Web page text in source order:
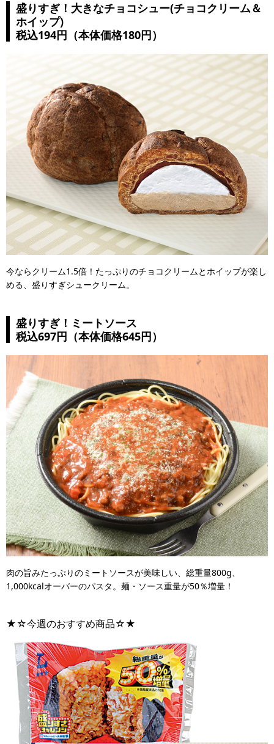
盛りすぎ！大きなチョコシュー(チョコクリーム＆
ホイップ)
税込194円（本体価格180円）
今ならクリーム1.5倍！たっぷりのチョコクリームとホイップが楽し
める、盛りすぎシュークリーム。
盛りすぎ！ミートソース
税込697円（本体価格645円）
肉の旨みたっぷりのミートソースが美味しい、総重量800g、
1,000kcalオーバーのパスタ。麺・ソース重量が50％増量！
★☆今週のおすすめ商品☆★